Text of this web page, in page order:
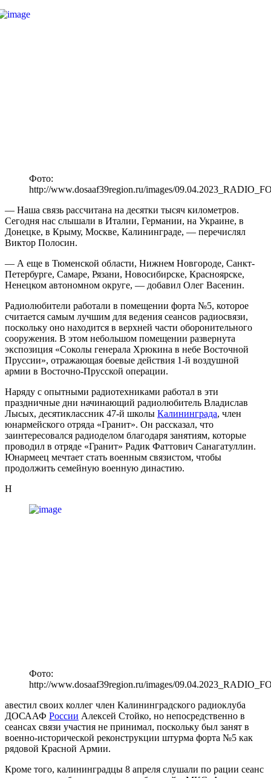
Фото:
http://www.dosaaf39region.ru/images/
— Наша связь рассчитана на десятки тысяч километров.
Сегодня нас слышали в Италии, Германии, на Украине, в
Донецке, в Крыму, Москве, Калининграде, — перечислял
Виктор Полосин.
— А еще в Тюменской области, Нижнем Новгороде, Санкт-
Петербурге, Самаре, Рязани, Новосибирске, Красноярске,
Ненецком автономном округе, — добавил Олег Васенин.
Радиолюбители работали в помещении форта №5, которое
считается самым лучшим для ведения сеансов радиосвязи,
поскольку оно находится в верхней части оборонительного
сооружения. В этом небольшом помещении развернута
экспозиция «Соколы генерала Хрюкина в небе Восточной
Пруссии», отражающая боевые действия 1-й воздушной
армии в Восточно-Прусской операции.
Наряду с опытными радиотехниками работал в эти
праздничные дни начинающий радиолюбитель Владислав
Лысых, десятиклассник 47-й школы Калининграда, член
юнармейского отряда «Гранит». Он рассказал, что
заинтересовался радиоделом благодаря занятиям, которые
проводил в отряде «Гранит» Радик Фаттович Санагатуллин.
Юнармеец мечтает стать военным связистом, чтобы
продолжить семейную военную династию.
Н
Фото:
http://www.dosaaf39region.ru/images/
авестил своих коллег член Калининградского радиоклуба
ДОСААФ России Алексей Стойко, но непосредственно в
сеансах связи участия не принимал, поскольку был занят в
военно-исторической реконструкции штурма форта №5 как
рядовой Красной Армии.
Кроме того, калининградцы 8 апреля слушали по рации сеанс